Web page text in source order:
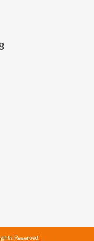
Reserved.